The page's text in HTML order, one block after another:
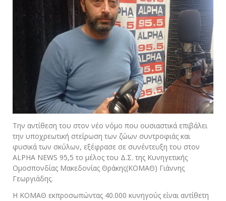
Την αντίθεση του στον νέο νόμο που ουσιαστικά επιβάλει
την υποχρεωτική στείρωση των ζώων συντροφιάς και
φυσικά των σκύλων, εξέφρασε σε συνέντευξη του στον
ALPHA NEWS 95,5 το μέλος του Δ.Σ. της Κυνηγετικής
Ομοσπονδίας Μακεδονίας Θράκης(ΚΟΜΑΘ) Γιάννης
Γεωργιάδης.
Η ΚΟΜΑΘ εκπροσωπώντας 40.000 κυνηγούς είναι αντίθετη